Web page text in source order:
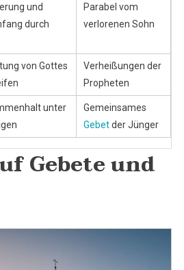
und
durch
Parabel vom
verlorenen Sohn
von Gottes
Verheißungen der
Propheten
unter
Gemeinsames
Gebetder Jünger
Gebete und